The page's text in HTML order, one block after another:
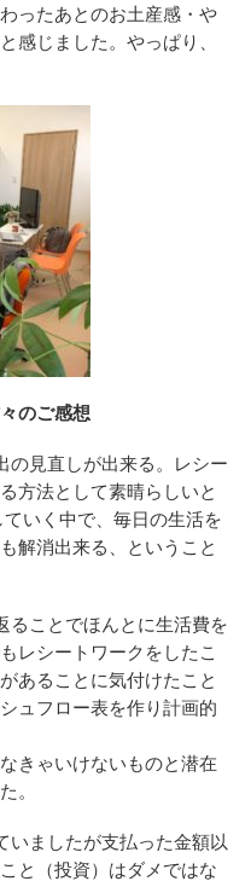
ったあとのお土産感・や
感じました。やっぱり、
のご感想
の見直しが出来る。レシー
方法として素晴らしいと
いく中で、毎日の生活を
解消出来る、ということ
ることでほんとに生活費を
レシートワークをしたこ
あることに気付けたこと
ュフロー表を作り計画的
きゃいけないものと潜在
。
いましたが支払った金額以
と（投資）はダメではな